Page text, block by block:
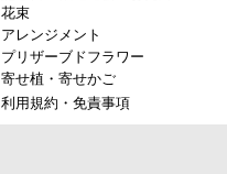
花束
アレンジメント
プリザーブドフラワー
寄せ植・寄せかご
利用規約・免責事項